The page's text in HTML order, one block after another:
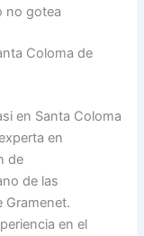
no gotea
Coloma de
en Santa Coloma
en
de
de las
Gramenet.
en el